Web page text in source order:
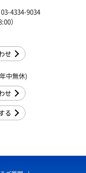
4334-9034
）
せ
中無休)
せ
る